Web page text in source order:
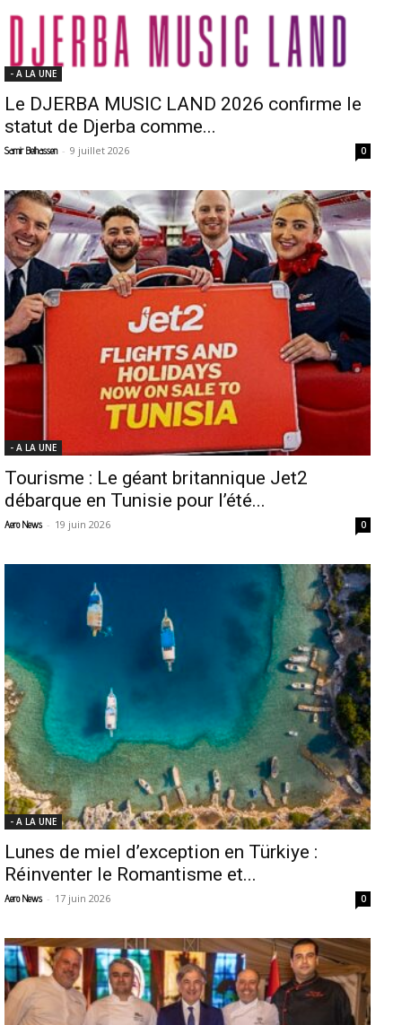
- A LA UNE
Le DJERBA MUSIC LAND 2026 confirme le
statut de Djerba comme...
Samir Belhassen - 9 juillet 2026 0
- A LA UNE
Tourisme : Le géant britannique Jet2
débarque en Tunisie pour l’été...
Aero News - 19 juin 2026 0
- A LA UNE
Lunes de miel d’exception en Türkiye :
Réinventer le Romantisme et...
Aero News - 17 juin 2026 0